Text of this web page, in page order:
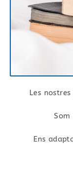
Les
Som
Ens